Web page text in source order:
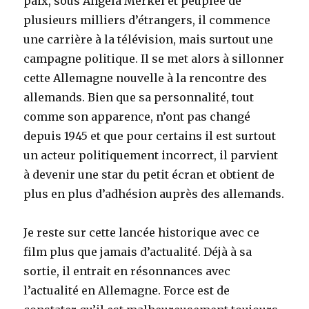
plusieurs milliers d’étrangers, il commence
une carrière à la télévision, mais surtout une
campagne politique. Il se met alors à sillonner
cette Allemagne nouvelle à la rencontre des
allemands. Bien que sa personnalité, tout
comme son apparence, n’ont pas changé
depuis 1945 et que pour certains il est surtout
un acteur politiquement incorrect, il parvient
à devenir une star du petit écran et obtient de
plus en plus d’adhésion auprès des allemands.
Je reste sur cette lancée historique avec ce
film plus que jamais d’actualité. Déjà à sa
sortie, il entrait en résonnances avec
l’actualité en Allemagne. Force est de